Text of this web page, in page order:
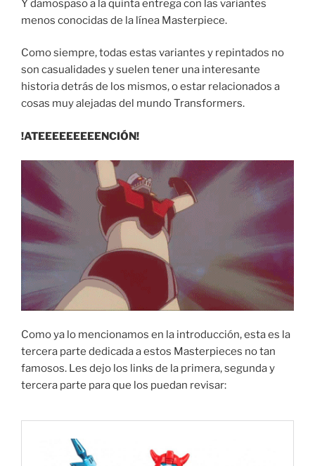
Y damospaso a la quinta entrega con las variantes
menos conocidas de la línea Masterpiece.
Como siempre, todas estas variantes y repintados no
son casualidades y suelen tener una interesante
historia detrás de los mismos, o estar relacionados a
cosas muy alejadas del mundo Transformers.
!ATEEEEEEEEENCIÓN!
Como ya lo mencionamos en la introducción, esta es la
tercera parte dedicada a estos Masterpieces no tan
famosos. Les dejo los links de la primera, segunda y
tercera parte para que los puedan revisar: